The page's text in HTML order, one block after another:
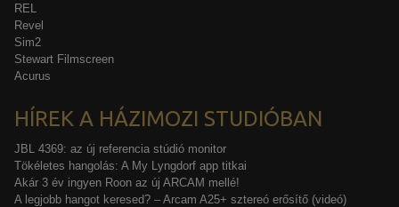
REL
Revel
Sim2
Stewart Filmscreen
Acurus
HÍREK A HÁZIMOZI STUDIÓBAN
JBL 4369: az új referencia stúdió monitor
Tökéletes hangolás: A My Lyngdorf app titkai
Akár 3 év ingyen Roon az új ARCAM mellé!
A legjobb hangot keresed? – Arcam A25+ sztereó erősítő (videó)